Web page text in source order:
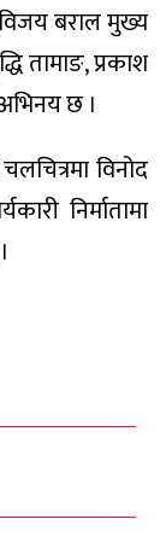
बराल मुख्य
तामाङ, प्रकाश
छ ।
विनोद
निर्मातामा